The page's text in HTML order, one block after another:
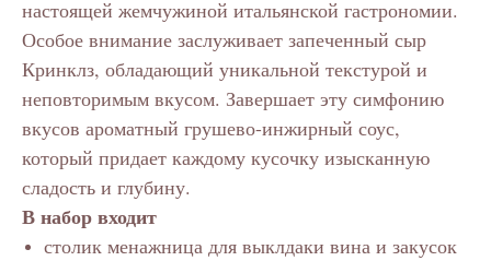
настоящей жемчужиной итальянской гастрономии.
Особое внимание заслуживает запеченный сыр
Кринклз, обладающий уникальной текстурой и
неповторимым вкусом. Завершает эту симфонию
вкусов ароматный грушево-инжирный соус,
который придает каждому кусочку изысканную
сладость и глубину.
В набор входит
столик менажница для выклдаки вина и закусок